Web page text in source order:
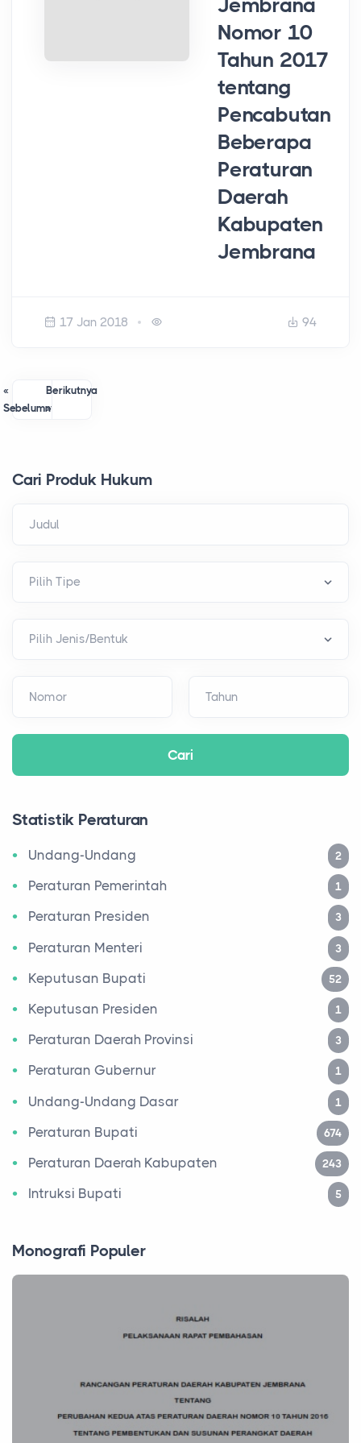
Jembrana
Nomor 10
Tahun 2017
tentang
Pencabutan
Beberapa
Peraturan
Daerah
Kabupaten
Jembrana
17 Jan 2018 94
«
Sebelumnya
Berikutnya
»
Cari Produk Hukum
Judul
Nomor Tahun
Statistik Peraturan
Undang-Undang 2
Peraturan Pemerintah 1
Peraturan Presiden 3
Peraturan Menteri 3
Keputusan Bupati 52
Keputusan Presiden 1
Peraturan Daerah Provinsi 3
Peraturan Gubernur 1
Undang-Undang Dasar 1
Peraturan Bupati 674
Peraturan Daerah Kabupaten 243
Intruksi Bupati 5
Monografi Populer